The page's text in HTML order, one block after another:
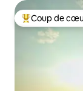
Coups de cœur
Coup de